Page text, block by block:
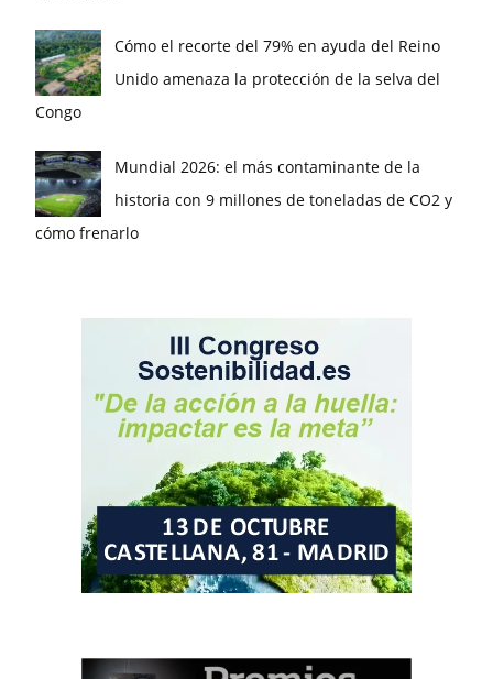
Cómo el recorte del 79% en ayuda del Reino
Unido amenaza la protección de la selva del
Congo
Mundial 2026: el más contaminante de la
historia con 9 millones de toneladas de CO2 y
cómo frenarlo